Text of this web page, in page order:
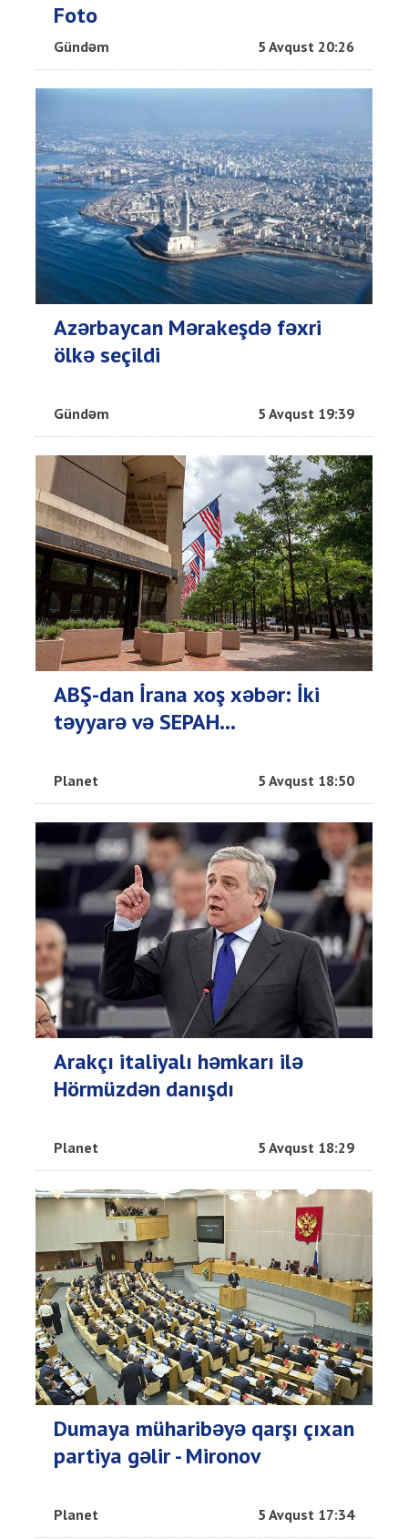
Foto
Gündəm 5 Avqust 20:26
Azərbaycan Mərakeşdə fəxri
ölkə seçildi
Gündəm 5 Avqust 19:39
ABŞ-dan İrana xoş xəbər: İki
təyyarə və SEPAH...
Planet 5 Avqust 18:50
Arakçı italiyalı həmkarı ilə
Hörmüzdən danışdı
Planet 5 Avqust 18:29
Dumaya müharibəyə qarşı çıxan
partiya gəlir - Mironov
Planet 5 Avqust 17:34